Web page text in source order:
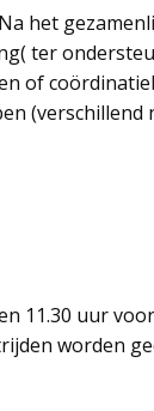
het
ter
of
(verschillend
11.30 uur
worden